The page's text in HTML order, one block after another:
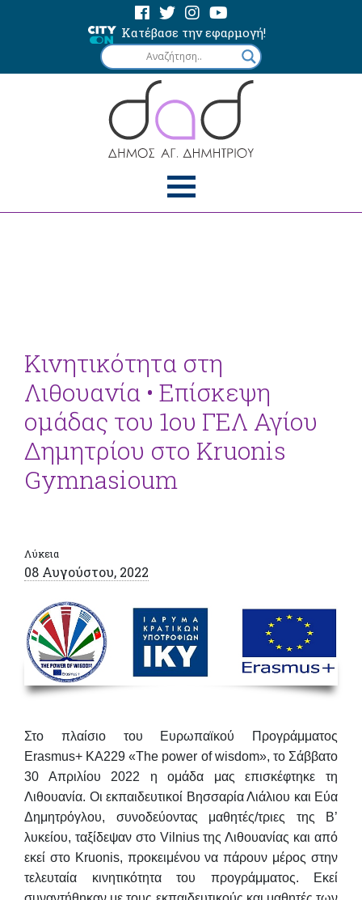
Κατέβασε την εφαρμογή!
Κινητικότητα στη
Λιθουανία • Επίσκεψη
ομάδας του 1ου ΓΕΛ Αγίου
Δημητρίου στο Kruonis
Gymnasioum
Λύκεια
08 Αυγούστου, 2022
Στο πλαίσιο του Ευρωπαϊκού Προγράμματος
Erasmus+ KΑ229 «The power of wisdom», το Σάββατο
30 Απριλίου 2022 η ομάδα μας επισκέφτηκε τη
Λιθουανία. Οι εκπαιδευτικοί Βησσαρία Λιάλιου και Εύα
Δημητρόγλου, συνοδεύοντας μαθητές/τριες της Β’
λυκείου, ταξίδεψαν στο Vilnius της Λιθουανίας και από
εκεί στο Kruonis, προκειμένου να πάρουν μέρος στην
τελευταία κινητικότητα του προγράμματος. Εκεί